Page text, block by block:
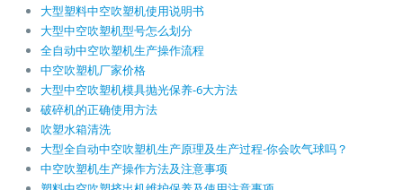
大型塑料中空吹塑机使用说明书
大型中空吹塑机型号怎么划分
全自动中空吹塑机生产操作流程
中空吹塑机厂家价格
大型中空吹塑机模具抛光保养-6大方法
破碎机的正确使用方法
吹塑水箱清洗
大型全自动中空吹塑机生产原理及生产过程-你会吹气球吗？
中空吹塑机生产操作方法及注意事项